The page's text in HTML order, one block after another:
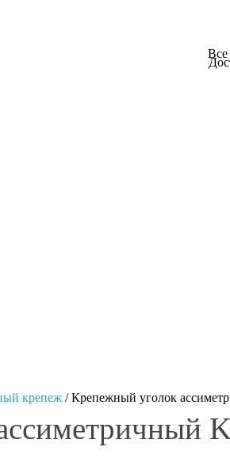
Все
крепеж /Крепежный уголок